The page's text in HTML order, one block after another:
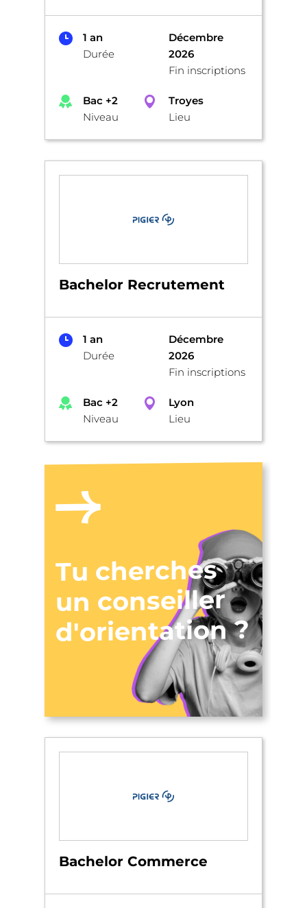
1 an
Durée
Décembre
2026
Fin inscriptions
Bac +2
Niveau
Troyes
Lieu
Bachelor Recrutement
1 an
Durée
Décembre
2026
Fin inscriptions
Bac +2
Niveau
Lyon
Lieu
Tu cherches
un conseiller
d'orientation ?
Bachelor Commerce